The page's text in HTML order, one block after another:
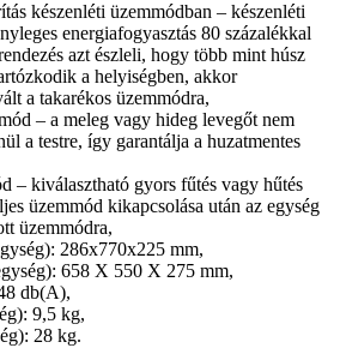
készenléti üzemmódban – készenléti
energiafogyasztás 80 százalékkal
azt észleli, hogy több mint húsz
a helyiségben, akkor
a takarékos üzemmódra,
– a meleg vagy hideg levegőt nem
a testre, így garantálja a huzatmentes
– kiválasztható gyors fűtés vagy hűtés
üzemmód kikapcsolása után az egység
üzemmódra,
286x770x225 mm,
658 X 550 X 275 mm,
db(A),
9,5 kg,
28 kg.